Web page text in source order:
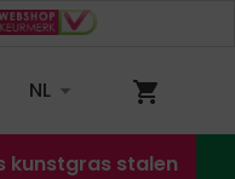
NL
kunstgras stalen